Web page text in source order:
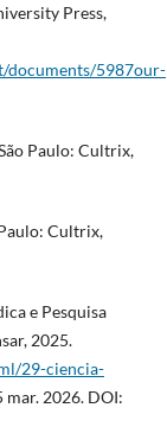
Press,
documents/5987our-
Paulo: Cultrix,
Cultrix,
e Pesquisa
2025.
29-ciencia-
mar. 2026. DOI: